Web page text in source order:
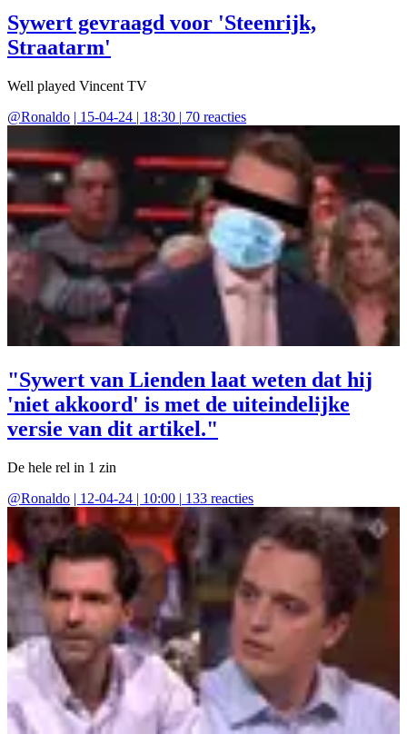
Sywert gevraagd voor 'Steenrijk,
Straatarm'
Well played Vincent TV
@Ronaldo | 15-04-24 | 18:30 | 70 reacties
"Sywert van Lienden laat weten dat hij
'niet akkoord' is met de uiteindelijke
versie van dit artikel."
De hele rel in 1 zin
@Ronaldo | 12-04-24 | 10:00 | 133 reacties